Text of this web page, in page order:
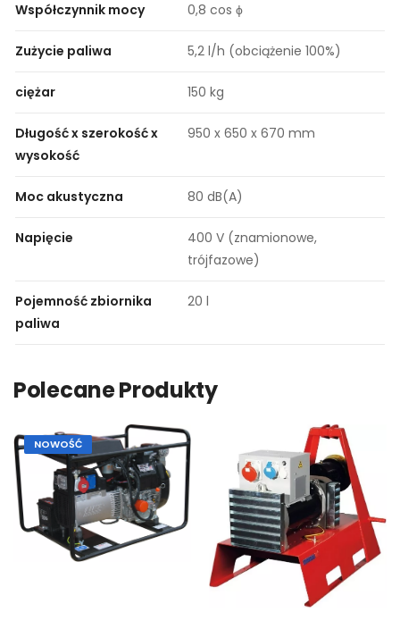
Współczynnik mocy 0,8 cos ϕ
Zużycie paliwa 5,2 l/h (obciążenie 100%)
ciężar 150 kg
Długość x szerokość x
wysokość
950 x 650 x 670 mm
Moc akustyczna 80 dB(A)
Napięcie
400 V (znamionowe,
trójfazowe)
Pojemność zbiornika
paliwa
20 l
Polecane Produkty
NOWOŚĆ